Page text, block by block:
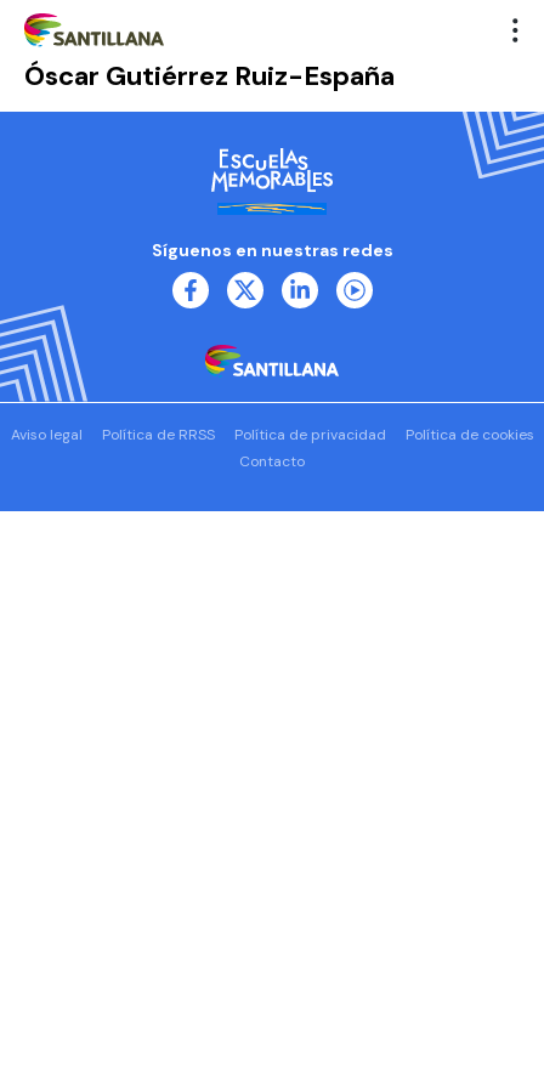
Óscar Gutiérrez Ruiz-España
Síguenos en nuestras redes
Aviso legal Política de RRSS Política de privacidad
Política de cookies
Contacto